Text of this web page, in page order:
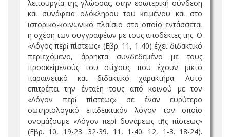
λειτουργία της γλώσσας, στην εσωτερική σύνδεση
και συνάφεια ολόκληρου του κειμένου και στο
ιστορικο-κοινωνικό πλαίσιο στο οποίο εντάσσεται
η σχέση των συγγραφέων με τους αποδέκτες της. Ο
«Λόγος περὶ πίστεως» (Εβρ. 11, 1-40) έχει διδακτικό
περιεχόμενο, άρρηκτα συνδεδεμένο με τους
προσκείμενούς του στίχους που έχουν μικτό
παραινετικό και διδακτικό χαρακτήρα. Αυτό
επιτρέπει την ένταξή τους από κοινού με τον
«Λόγον περὶ πίστεως» σε έναν ευρύτερο
σωτηριολογικό επιδεικτικόν λόγον τον οποίο
ονομάζουμε «Λόγον περὶ δυνάμεως τῆς πίστεως»
(Εβρ. 10, 19-23. 32-39. 11, 1-40. 12, 1-3. 18-24).